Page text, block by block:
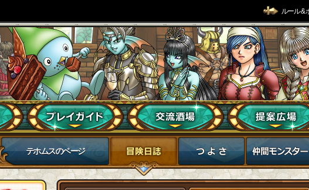
ルール &
テホムスのページ